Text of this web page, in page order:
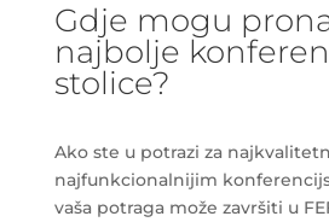
Gdje mogu
najbolje
stolice?
Ako ste u potrazi za
najfunkcionalnijim
vaša potraga može završiti u